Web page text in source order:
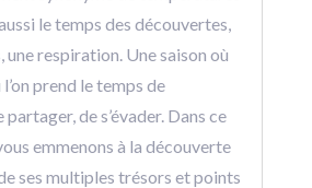
le temps des découvertes,
une respiration. Une saison où
prend le temps de
de s’évader. Dans ce
emmenons à la découverte
ses multiples trésors et points